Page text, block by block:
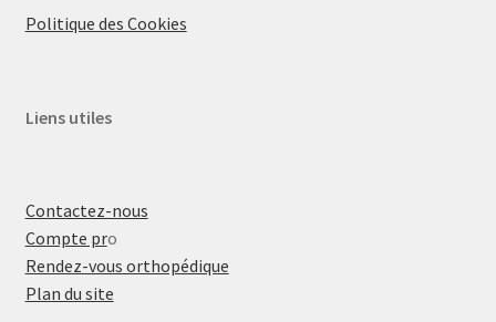
Politique des Cookies
Liens utiles
Contactez-nous
Compte pro
Rendez-vous orthopédique
Plan du site